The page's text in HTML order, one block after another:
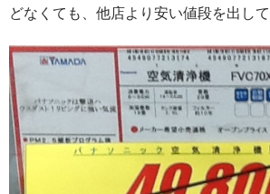
どなくても、他店より安い値段を出して